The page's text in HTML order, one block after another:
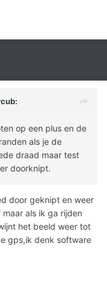
op een plus en de
als je de
draad maar test
doorknipt.
door geknipt en weer
als ik ga rijden
het beeld weer tot
gps,ik denk software